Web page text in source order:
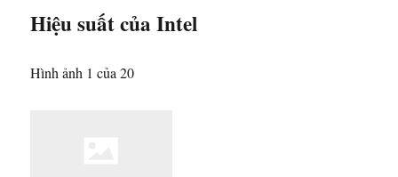
Hiệu suất của Intel
Hình ảnh 1 của 20